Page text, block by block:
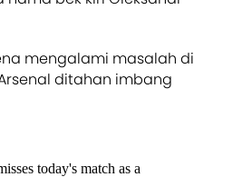
mengalami masalah di
ditahan imbang
today's match as a